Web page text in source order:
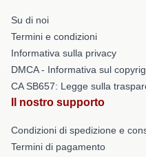
Su di noi
Termini e condizioni
Informativa sulla privacy
DMCA - Informativa sul
CA SB657: Legge sulla
Il nostro supporto
Condizioni di spedizione e
Termini di pagamento